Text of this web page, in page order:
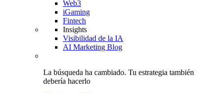
Web3
iGaming
Fintech
Insights
Visibilidad de la IA
AI Marketing Blog
La búsqueda ha cambiado. Tu estrategia también
debería hacerlo